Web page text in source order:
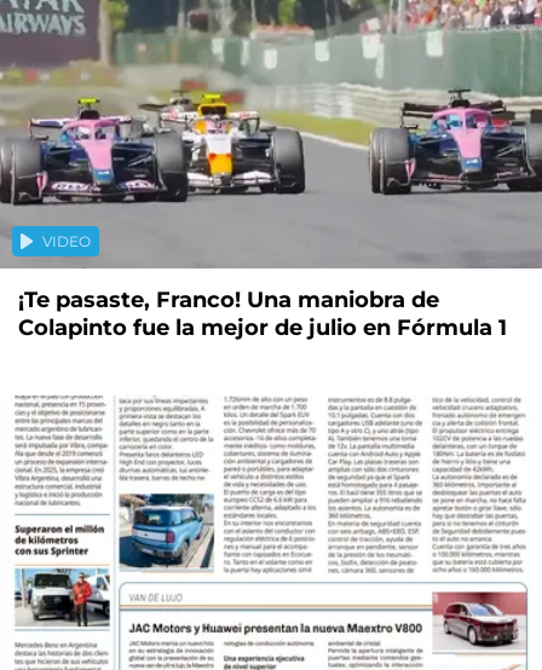
VIDEO
¡Te pasaste, Franco! Una maniobra de
Colapinto fue la mejor de julio en Fórmula 1